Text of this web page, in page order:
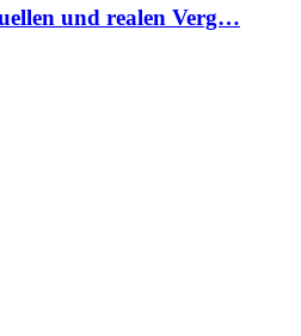
und realen Verg…